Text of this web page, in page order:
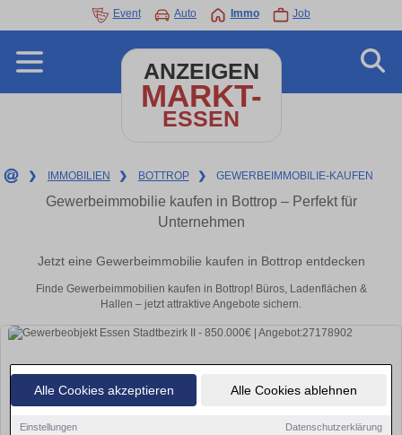
Alle Cookies akzeptieren Alle Cookies ablehnen
Einstellungen Datenschutzerklärung
Event Auto Immo Job
ANZEIGEN
MARKT-
ESSEN
❯ IMMOBILIEN ❯ BOTTROP ❯ GEWERBEIMMOBILIE-KAUFEN
Gewerbeimmobilie kaufen in Bottrop – Perfekt für
Unternehmen
Jetzt eine Gewerbeimmobilie kaufen in Bottrop entdecken
Finde Gewerbeimmobilien kaufen in Bottrop! Büros, Ladenflächen &
Hallen – jetzt attraktive Angebote sichern.